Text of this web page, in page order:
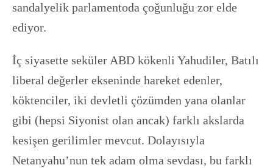
sandalyelik parlamentoda çoğunluğu zor elde
ediyor.
İç siyasette seküler ABD kökenli Yahudiler, Batılı
liberal değerler ekseninde hareket edenler,
köktenciler, iki devletli çözümden yana olanlar
gibi (hepsi Siyonist olan ancak) farklı akslarda
kesişen gerilimler mevcut. Dolayısıyla
Netanyahu’nun tek adam olma sevdası, bu farklı